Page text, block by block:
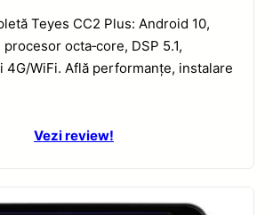
Teyes CC2 Plus: Android 10,
procesor octa‑core, DSP 5.1,
4G/WiFi. Află performanțe, instalare
Vezi review!